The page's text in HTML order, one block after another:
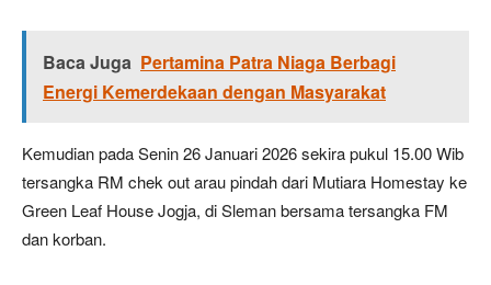
Baca Juga Pertamina Patra Niaga Berbagi
Energi Kemerdekaan dengan Masyarakat
Kemudian pada Senin 26 Januari 2026 sekira pukul 15.00 Wib
tersangka RM chek out arau pindah dari Mutiara Homestay ke
Green Leaf House Jogja, di Sleman bersama tersangka FM
dan korban.